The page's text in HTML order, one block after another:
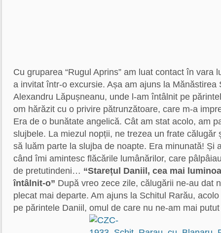
Cu gruparea “Rugul Aprins” am luat contact în vara
a invitat într-o excursie. Așa am ajuns la Mănăstirea
Alexandru Lăpușneanu, unde l-am întâlnit pe
om hărăzit cu o privire pătrunzătoare, care m-a
Era de o bunătate angelică. Cât am stat acolo, am
slujbele. La miezul nopții, ne trezea un frate călugăr
să luăm parte la slujba de noapte. Era minunată! Și
când îmi amintesc flăcările lumânărilor, care
de pretutindeni… “Starețul Daniil, cea mai
întâlnit-o” După vreo zece zile, călugării ne-au dat
plecat mai departe. Am ajuns la Schitul Rarău,
pe părintele Daniil, omul de care nu ne-am mai